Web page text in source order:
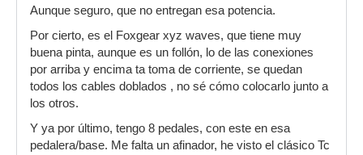
Aunque seguro, que no entregan esa potencia.
Por cierto, es el Foxgear xyz waves, que tiene muy
buena pinta, aunque es un follón, lo de las conexiones
por arriba y encima ta toma de corriente, se quedan
todos los cables doblados , no sé cómo colocarlo junto a
los otros.
Y ya por último, tengo 8 pedales, con este en esa
pedalera/base. Me falta un afinador, he visto el clásico Tc